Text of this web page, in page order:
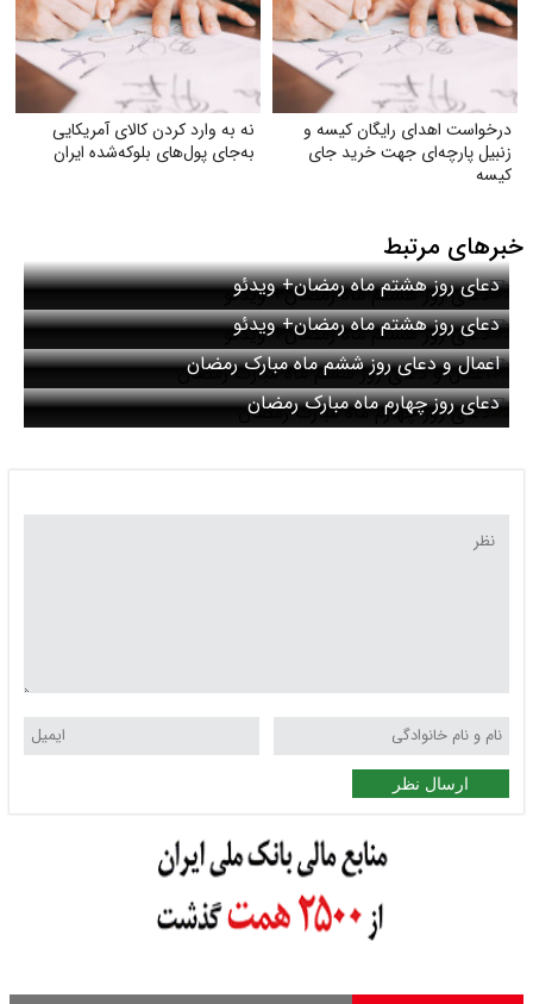
درخواست اهدای رایگان کیسه و
زنبیل پارچه‌ای جهت خرید جای
کیسه‌
نه به وارد کردن کالای آمریکایی
به‌جای پول‌های بلوکه‌شده ایران
خبرهای مرتبط
دعای روز هشتم ماه رمضان+ ویدئو
دعای روز هشتم ماه رمضان+ ویدئو
اعمال و دعای روز ششم ماه مبارک رمضان
دعای روز چهارم ماه مبارک رمضان
ارسال نظر